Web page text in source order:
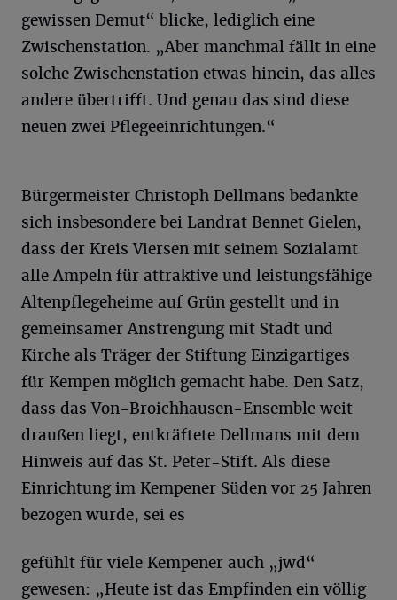
gewissen Demut“ blicke, lediglich eine
Zwischenstation. „Aber manchmal fällt in eine
solche Zwischenstation etwas hinein, das alles
andere übertrifft. Und genau das sind diese
neuen zwei Pflegeeinrichtungen.“
Bürgermeister Christoph Dellmans bedankte
sich insbesondere bei Landrat Bennet Gielen,
dass der Kreis Viersen mit seinem Sozialamt
alle Ampeln für attraktive und leistungsfähige
Altenpflegeheime auf Grün gestellt und in
gemeinsamer Anstrengung mit Stadt und
Kirche als Träger der Stiftung Einzigartiges
für Kempen möglich gemacht habe. Den Satz,
dass das Von-Broichhausen-Ensemble weit
draußen liegt, entkräftete Dellmans mit dem
Hinweis auf das St. Peter-Stift. Als diese
Einrichtung im Kempener Süden vor 25 Jahren
bezogen wurde, sei es
gefühlt für viele Kempener auch „jwd“
gewesen: „Heute ist das Empfinden ein völlig